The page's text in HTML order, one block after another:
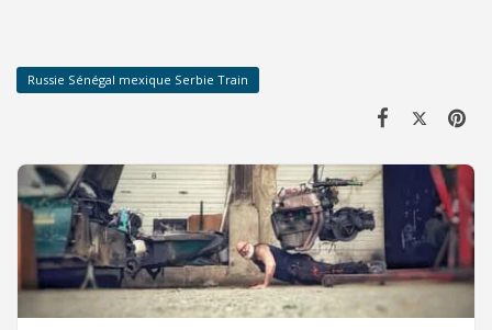
Russie Sénégal mexique Serbie Train